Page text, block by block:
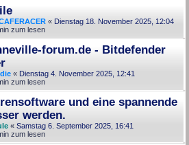
« Dienstag 18. November 2025, 12:04
zum lesen
forum.de - Bitdefender
« Dienstag 4. November 2025, 12:41
zum lesen
und eine spannende
werden.
« Samstag 6. September 2025, 16:41
zum lesen